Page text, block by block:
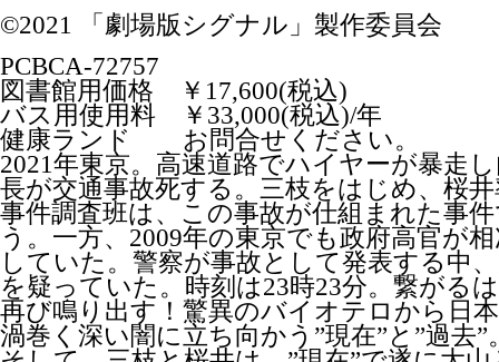
©2021 「劇場版シグナル」製作委員会
PCBCA-72757
図書館用価格 ￥17,600(税込)
バス用使用料 ￥33,000(税込)/年
健康ランド お問合せください。
2021年東京。高速道路でハイヤーが暴走
長が交通事故死する。三枝をはじめ、桜
事件調査班は、この事故が仕組まれた事
う。一方、2009年の東京でも政府高官が
していた。警察が事故として発表する中
を疑っていた。時刻は23時23分。繋がる
再び鳴り出す！驚異のバイオテロから日
渦巻く深い闇に立ち向かう”現在”と”過去”